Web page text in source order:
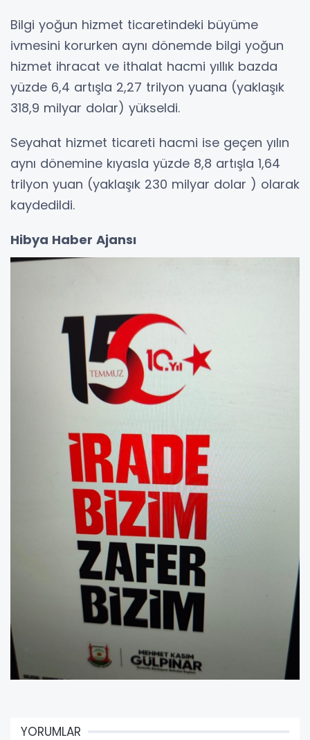
Bilgi yoğun hizmet ticaretindeki büyüme
ivmesini korurken aynı dönemde bilgi yoğun
hizmet ihracat ve ithalat hacmi yıllık bazda
yüzde 6,4 artışla 2,27 trilyon yuana (yaklaşık
318,9 milyar dolar) yükseldi.
Seyahat hizmet ticareti hacmi ise geçen yılın
aynı dönemine kıyasla yüzde 8,8 artışla 1,64
trilyon yuan (yaklaşık 230 milyar dolar ) olarak
kaydedildi.
Hibya Haber Ajansı
YORUMLAR